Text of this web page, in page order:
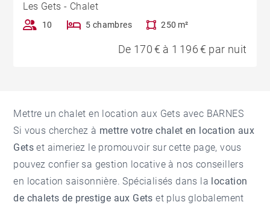
Les Gets - Chalet
10 5 chambres 250 m²
De 170 € à 1 196 € par nuit
Mettre un chalet en location aux Gets avec BARNES
Si vous cherchez à mettre votre chalet en location aux
Getset aimeriez le promouvoir sur cette page, vous
pouvez confier sa gestion locative à nos conseillers
en location saisonnière. Spécialisés dans la location
de chalets de prestige aux Getset plus globalement